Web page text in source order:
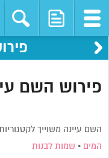
פירוש השם
השם עיינה משוייך
המים • שמות לבנות